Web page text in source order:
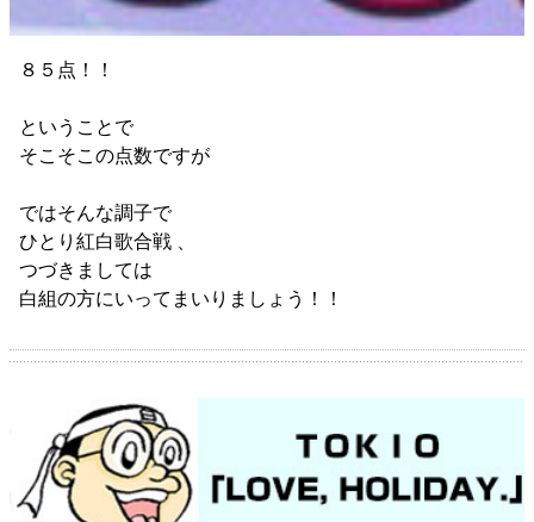
８５点！！
ということで
そこそこの点数ですが
ではそんな調子で
ひとり紅白歌合戦 、
つづきましては
白組の方にいってまいりましょう！！